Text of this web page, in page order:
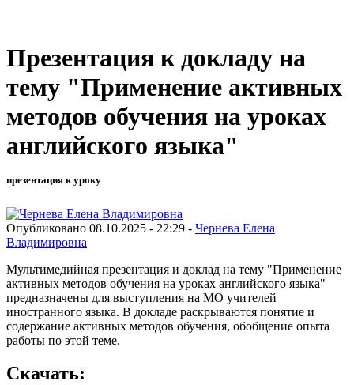
Презентация к докладу на
тему "Применение активных
методов обучения на уроках
английского языка"
презентация к уроку
Опубликовано 08.10.2025 - 22:29 - Чернева Елена
Владимировна
Мультимедийная презентация и доклад на тему "Применение
активных методов обучения на уроках английского языка"
предназначены для выступления на МО учителей
иностранного языка. В докладе раскрываются понятие и
содержание активных методов обучения, обобщение опыта
работы по этой теме.
Скачать: